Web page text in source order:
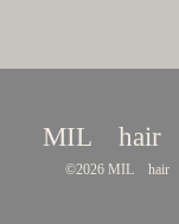
MIL hair
©2026 MIL hair